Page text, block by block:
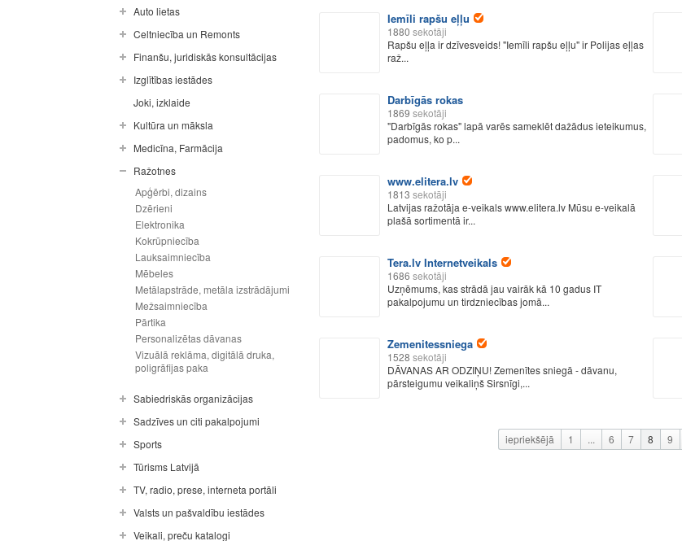
Auto lietas
Celtniecība un Remonts
Finanšu, juridiskās konsultācijas
Izglītības iestādes
Joki, izklaide
Kultūra un māksla
Medicīna, Farmācija
Ražotnes
Apģērbi, dizains
Dzērieni
Elektronika
Kokrūpniecība
Lauksaimniecība
Mēbeles
Metālapstrāde, metāla izstrādājumi
Mežsaimniecība
Pārtika
Personalizētas dāvanas
Vizuālā reklāma, digitālā druka,
poligrāfijas paka
Sabiedriskās organizācijas
Sadzīves un citi pakalpojumi
Sports
Tūrisms Latvijā
TV, radio, prese, interneta portāli
Valsts un pašvaldību iestādes
Veikali, preču katalogi
Iemīli rapšu eļļu
1880 sekotāji
Rapšu eļļa ir dzīvesveids! "Iemīli rapšu eļļu" ir Polijas eļļas
raž...
Darbīgās rokas
1869 sekotāji
"Darbīgās rokas" lapā varēs sameklēt dažādus ieteikumus,
padomus, ko p...
www.elitera.lv
1813 sekotāji
Latvijas ražotāja e-veikals www.elitera.lv Mūsu e-veikalā
plašā sortimentā ir...
Tera.lv Internetveikals
1686 sekotāji
Uzņēmums, kas strādā jau vairāk kā 10 gadus IT
pakalpojumu un tirdzniecības jomā...
Zemenitessniega
1528 sekotāji
DĀVANAS AR ODZIŅU! Zemenītes sniegā - dāvanu,
pārsteigumu veikaliņš Sirsnīgi,...
iepriekšējā 1 ... 6 7 8 9